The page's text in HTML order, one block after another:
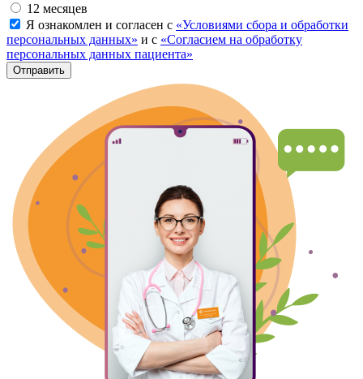
12 месяцев
Я ознакомлен и согласен с «Условиями сбора и обработки
персональных данных» и с «Согласием на обработку
персональных данных пациента»
Отправить